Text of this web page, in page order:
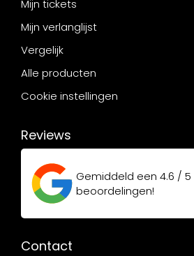
Mijn tickets
Mijn verlanglijst
Vergelijk
Alle producten
Cookie instellingen
Reviews
Gemiddeld een 4.6 / 5
beoordelingen!
Contact